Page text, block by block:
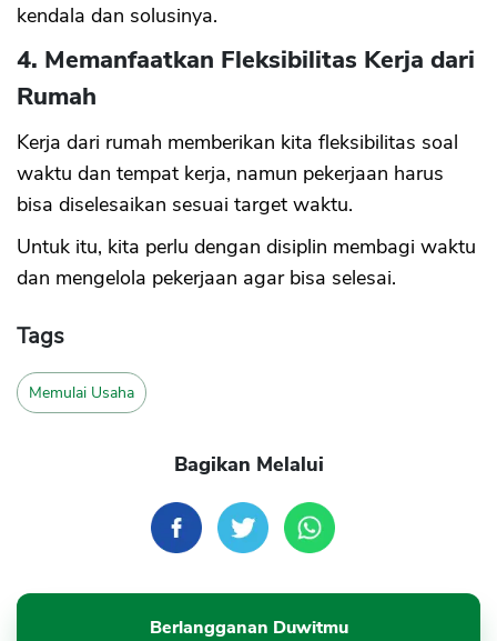
kendala dan solusinya.
4. Memanfaatkan Fleksibilitas Kerja dari
Rumah
Kerja dari rumah memberikan kita fleksibilitas soal
waktu dan tempat kerja, namun pekerjaan harus
bisa diselesaikan sesuai target waktu.
Untuk itu, kita perlu dengan disiplin membagi waktu
dan mengelola pekerjaan agar bisa selesai.
Tags
Memulai Usaha
Bagikan Melalui
Berlangganan Duwitmu